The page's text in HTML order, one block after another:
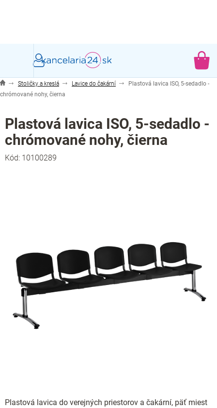
Stoličky a kreslá Lavice do čakární
Plastová lavica ISO, 5-sedadlo -
chrómované nohy, čierna
Plastová lavica ISO, 5-sedadlo -
chrómované nohy, čierna
Kód: 10100289
Plastová lavica do verejných priestorov a čakární, päť miest